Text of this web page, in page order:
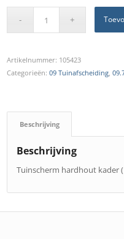
Artikelnummer: 105423
Categorieën:09 Tuinafscheiding,
Beschrijving
Beschrijving
Tuinscherm hardhout kader